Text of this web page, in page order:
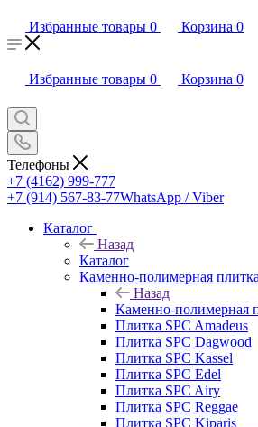
Избранные товары 0 Корзина 0
Избранные товары 0 Корзина 0
Телефоны
+7 (4162) 999-777
+7 (914) 567-83-77WhatsApp / Viber
Каталог
Назад
Каталог
Каменно-полимерная
Назад
Каменно-полимерная
Плитка SPC Amadeus
Плитка SPC Dagwood
Плитка SPC Kassel
Плитка SPC Edel
Плитка SPC Airy
Плитка SPC Reggae
Плитка SPC Kiparis